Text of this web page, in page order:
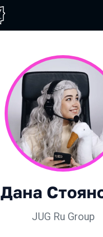
Дана
JUG Ru Group